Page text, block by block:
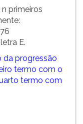
primeiros
E.
da progressão
termo com o
termo com